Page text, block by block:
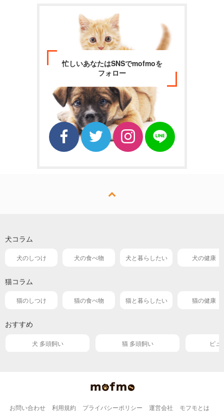
忙しいあなたはSNSでmofmoを
フォロー
犬コラム
犬のしつけ 犬の食べ物 犬と暮らしたい 犬の健康
猫コラム
猫のしつけ 猫の食べ物 猫と暮らしたい 猫の健康
おすすめ
犬 多頭飼い 猫 多頭飼い ピュ
お問い合わせ 利用規約 プライバシーポリシー 運営会社 モフモとは